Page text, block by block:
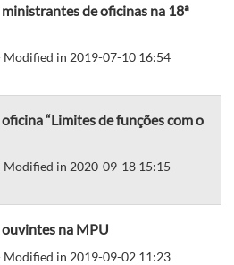
de oficinas na 18ª
in 2019-07-10 16:54
“Limites de funções com o
in 2020-09-18 15:15
na MPU
in 2019-09-02 11:23